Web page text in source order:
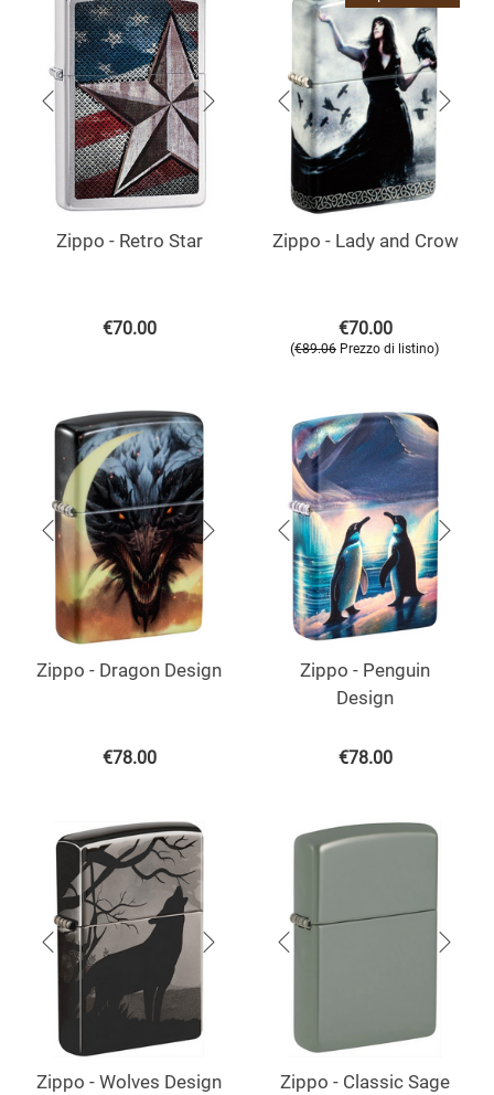
Zippo - Retro Star
€70.00
Zippo - Lady and Crow
€70.00
(€89.06 Prezzo di listino)
Zippo - Dragon Design
€78.00
Zippo - Penguin
Design
€78.00
Zippo - Wolves Design Zippo - Classic Sage